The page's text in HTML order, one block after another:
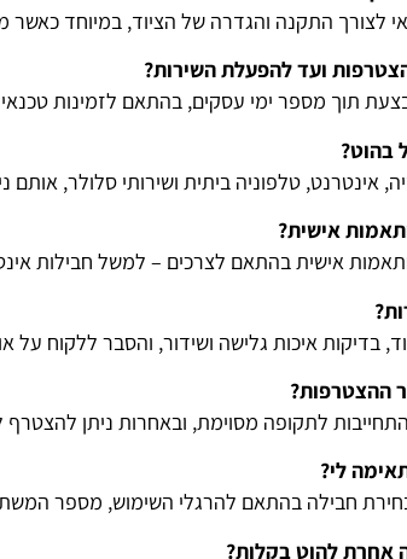
לצורך התקנה והגדרה של הציוד, במיוחד כאשר
ועד להפעלת השירות?
תוך מספר ימי עסקים, בהתאם לזמינות טכנאי
בהוט?
אינטרנט, טלפוניה ביתית ושירותי סלולר,
אישית?
אישית בהתאם לצרכים – למשל חבילות
בדיקות איכות גלישה ושידור, והסבר ללקוח על
ההצטרפות?
לתקופה מסוימת, ובאחרות ניתן
לי?
חבילה בהתאם להרגלי השימוש, מספר
אחרת להוט בקלות?